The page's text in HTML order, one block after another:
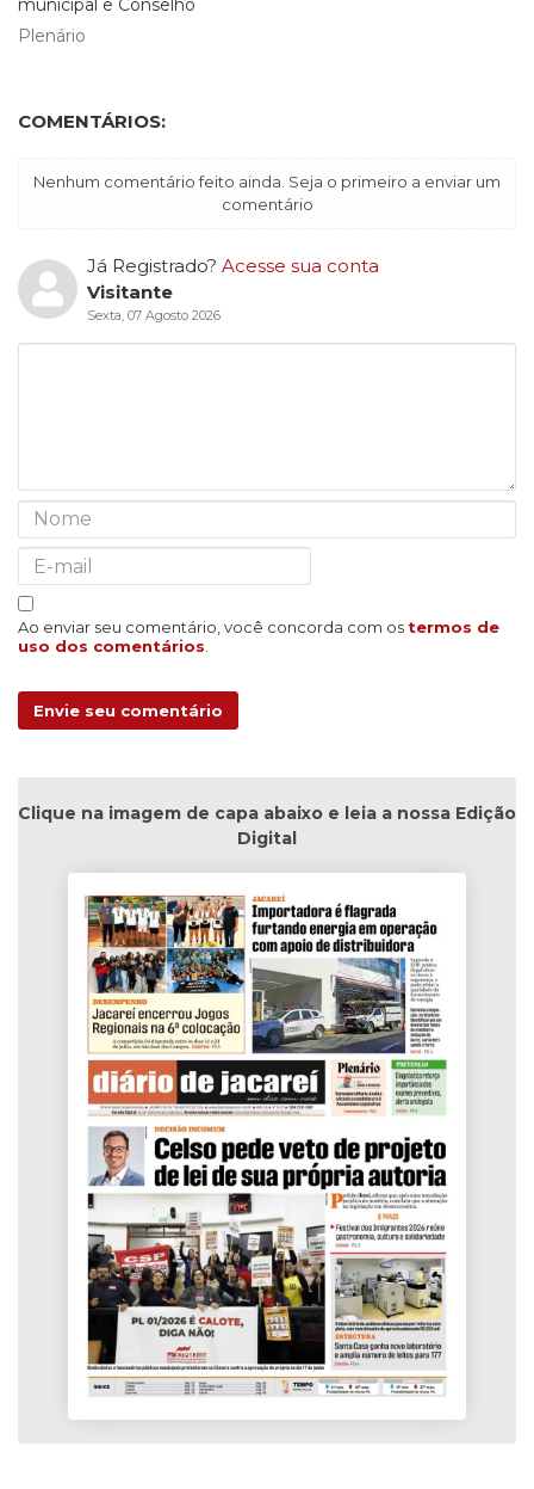
municipal e Conselho
Plenário
COMENTÁRIOS:
Nenhum comentário feito ainda. Seja o primeiro a enviar um
comentário
Já Registrado? Acesse sua conta
Visitante
Sexta, 07 Agosto 2026
Ao enviar seu comentário, você concorda com os termos de
uso dos comentários
Envie seu comentário
Clique na imagem de capa abaixo e leia a nossa Edição
Digital